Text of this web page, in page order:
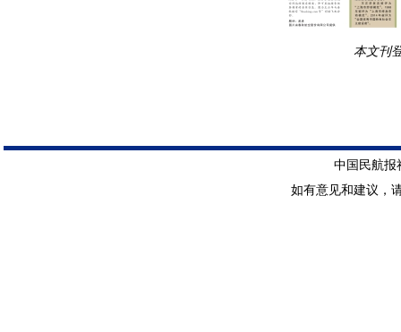
本文刊
中国民航报
如有意见和建议，